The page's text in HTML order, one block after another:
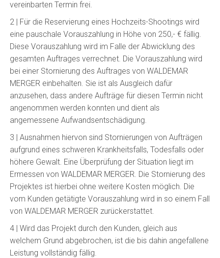
vereinbarten Termin frei.
2 | Für die Reservierung eines Hochzeits-Shootings wird
eine pauschale Vorauszahlung in Höhe von 250,- € fällig.
Diese Vorauszahlung wird im Falle der Abwicklung des
gesamten Auftrages verrechnet. Die Vorauszahlung wird
bei einer Stornierung des Auftrages von WALDEMAR
MERGER einbehalten. Sie ist als Ausgleich dafür
anzusehen, dass andere Aufträge für diesen Termin nicht
angenommen werden konnten und dient als
angemessene Aufwandsentschädigung.
3 | Ausnahmen hiervon sind Stornierungen von Aufträgen
aufgrund eines schweren Krankheitsfalls, Todesfalls oder
höhere Gewalt. Eine Überprüfung der Situation liegt im
Ermessen von WALDEMAR MERGER. Die Stornierung des
Projektes ist hierbei ohne weitere Kosten möglich. Die
vom Kunden getätigte Vorauszahlung wird in so einem Fall
von WALDEMAR MERGER zurückerstattet.
4 | Wird das Projekt durch den Kunden, gleich aus
welchem Grund abgebrochen, ist die bis dahin angefallene
Leistung vollständig fällig.